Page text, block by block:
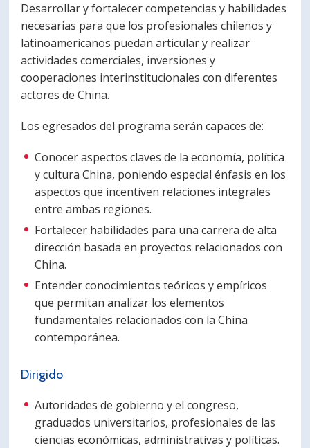
Desarrollar y fortalecer competencias y habilidades
necesarias para que los profesionales chilenos y
latinoamericanos puedan articular y realizar
actividades comerciales, inversiones y
cooperaciones interinstitucionales con diferentes
actores de China.
Los egresados del programa serán capaces de:
Conocer aspectos claves de la economía, política
y cultura China, poniendo especial énfasis en los
aspectos que incentiven relaciones integrales
entre ambas regiones.
Fortalecer habilidades para una carrera de alta
dirección basada en proyectos relacionados con
China.
Entender conocimientos teóricos y empíricos
que permitan analizar los elementos
fundamentales relacionados con la China
contemporánea.
Dirigido
Autoridades de gobierno y el congreso,
graduados universitarios, profesionales de las
ciencias económicas, administrativas y políticas.